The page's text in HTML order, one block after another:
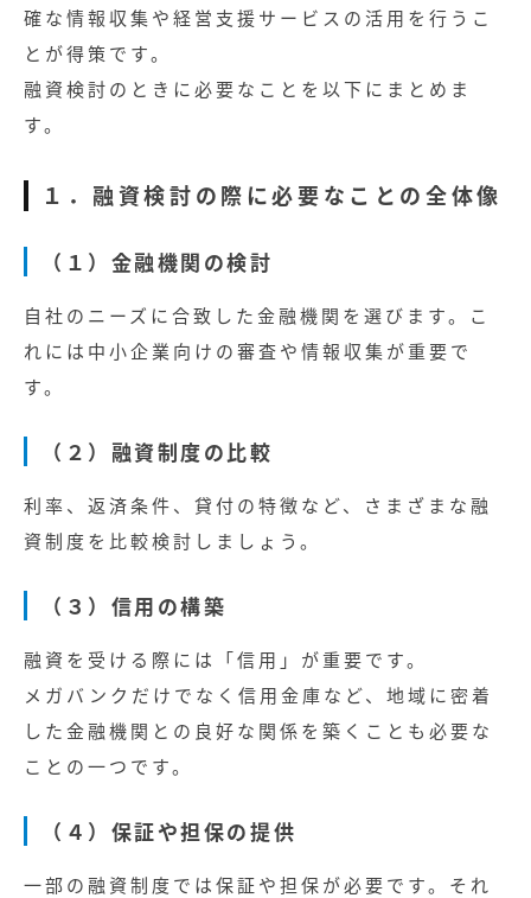
無料お役立ち資料
経営セミナー
確な情報収集や経営支援サービスの活用を行うこ
とが得策です。
融資検討のときに必要なことを以下にまとめま
す。
１．融資検討の際に必要なことの全体像
（１）金融機関の検討
自社のニーズに合致した金融機関を選びます。こ
れには中小企業向けの審査や情報収集が重要で
す。
（２）融資制度の比較
利率、返済条件、貸付の特徴など、さまざまな融
資制度を比較検討しましょう。
（３）信用の構築
融資を受ける際には「信用」が重要です。
メガバンクだけでなく信用金庫など、地域に密着
した金融機関との良好な関係を築くことも必要な
ことの一つです。
（４）保証や担保の提供
一部の融資制度では保証や担保が必要です。それ